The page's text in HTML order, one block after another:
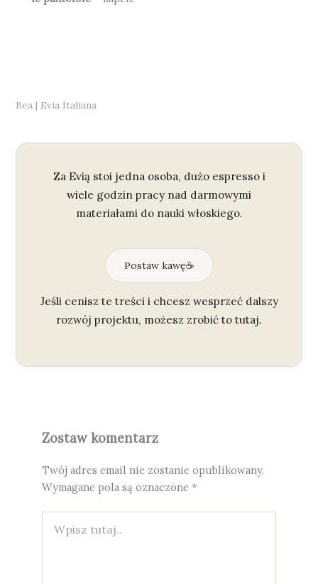
Bea | Evia Italiana
Za Evią stoi jedna osoba, dużo espresso i
wiele godzin pracy nad darmowymi
materiałami do nauki włoskiego.
Postaw kawę☕
Jeśli cenisz te treści i chcesz wesprzeć dalszy
rozwój projektu, możesz zrobić to tutaj.
Zostaw komentarz
Twój adres email nie zostanie opublikowany.
Wymagane pola są oznaczone *
tutaj..